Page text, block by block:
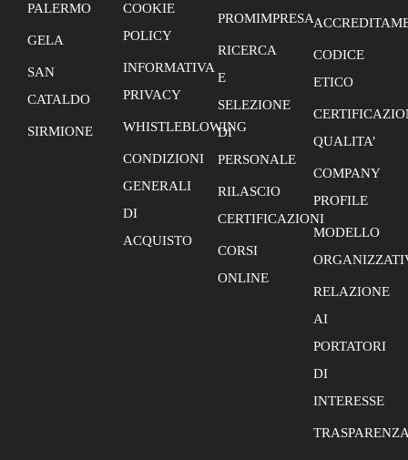
PALERMO
GELA
SAN
CATALDO
SIRMIONE
COOKIE
POLICY
INFORMATIVA
PRIVACY
WHISTLEBLOWING
CONDIZIONI
GENERALI
DI
ACQUISTO
PROMIMPRESA
RICERCA
E
SELEZIONE
DI
PERSONALE
RILASCIO
CERTIFICAZIONI
CORSI
ONLINE
CODICE
ETICO
QUALITA’
COMPANY
PROFILE
MODELLO
RELAZIONE
AI
PORTATORI
DI
INTERESSE